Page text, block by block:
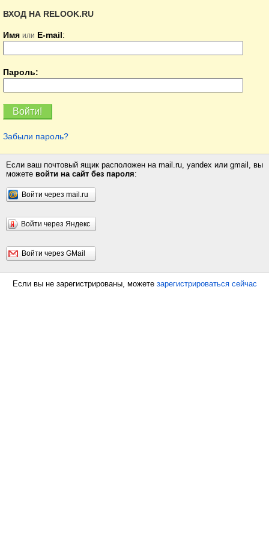
ВХОД НА RELOOK.RU
Имя или E-mail:
Пароль:
Забыли пароль?
Если ваш почтовый ящик расположен на mail.ru, yandex или gmail, вы
можете войти на сайт без пароля:
Войти через mail.ru
Войти через Яндекс
Войти через GMail
Если вы не зарегистрированы, можете зарегистрироваться сейчас